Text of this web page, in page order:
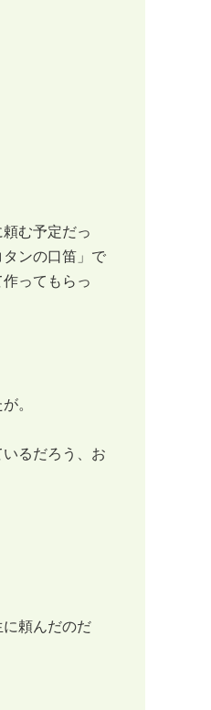
む予定だっ
ンの口笛」で
ってもらっ
。
るだろう、お
頼んだのだ